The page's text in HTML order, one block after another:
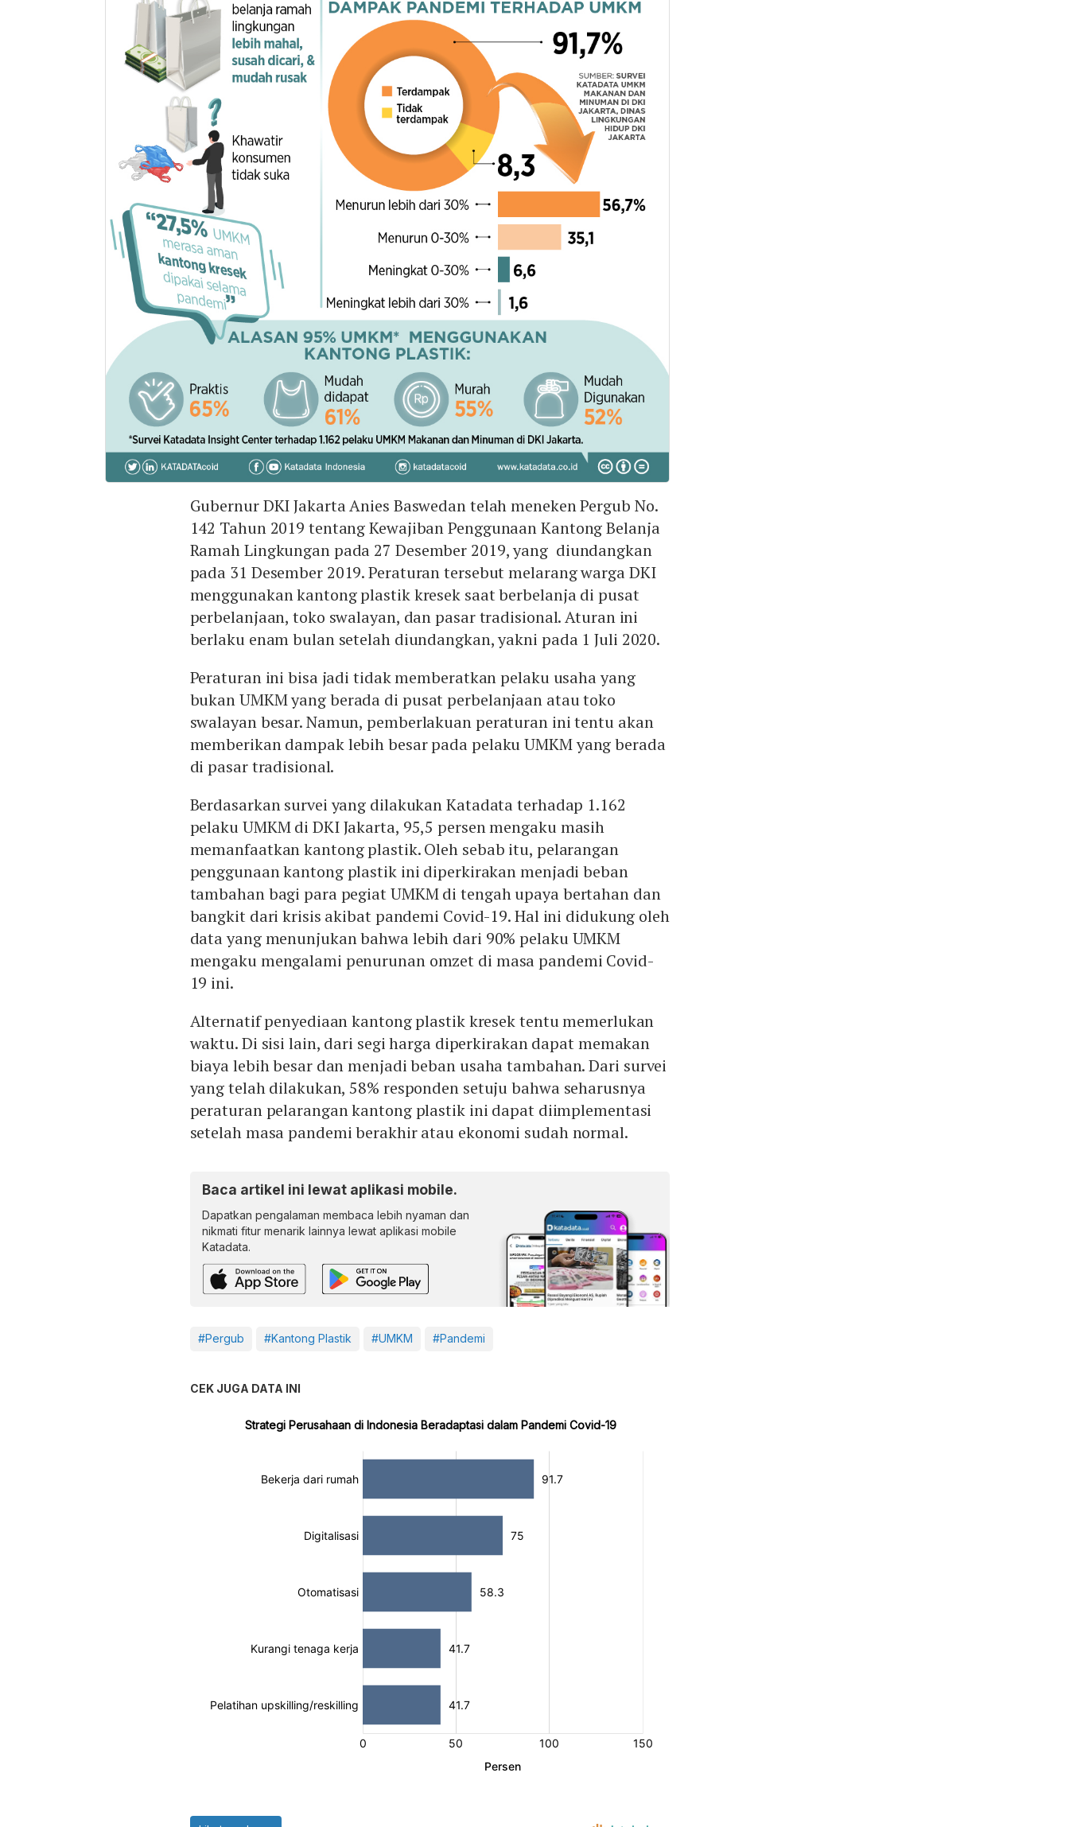
Gubernur DKI Jakarta Anies Baswedan telah meneken Pergub No.
142 Tahun 2019 tentang Kewajiban Penggunaan Kantong Belanja
Ramah Lingkungan pada 27 Desember 2019, yang diundangkan
pada 31 Desember 2019. Peraturan tersebut melarang warga DKI
menggunakan kantong plastik kresek saat berbelanja di pusat
perbelanjaan, toko swalayan, dan pasar tradisional. Aturan ini
berlaku enam bulan setelah diundangkan, yakni pada 1 Juli 2020.
Peraturan ini bisa jadi tidak memberatkan pelaku usaha yang
bukan UMKM yang berada di pusat perbelanjaan atau toko
swalayan besar. Namun, pemberlakuan peraturan ini tentu akan
memberikan dampak lebih besar pada pelaku UMKM yang berada
di pasar tradisional.
Berdasarkan survei yang dilakukan Katadata terhadap 1.162
pelaku UMKM di DKI Jakarta, 95,5 persen mengaku masih
memanfaatkan kantong plastik. Oleh sebab itu, pelarangan
penggunaan kantong plastik ini diperkirakan menjadi beban
tambahan bagi para pegiat UMKM di tengah upaya bertahan dan
bangkit dari krisis akibat pandemi Covid-19. Hal ini didukung oleh
data yang menunjukan bahwa lebih dari 90% pelaku UMKM
mengaku mengalami penurunan omzet di masa pandemi Covid-
19 ini.
Alternatif penyediaan kantong plastik kresek tentu memerlukan
waktu. Di sisi lain, dari segi harga diperkirakan dapat memakan
biaya lebih besar dan menjadi beban usaha tambahan. Dari survei
yang telah dilakukan, 58% responden setuju bahwa seharusnya
peraturan pelarangan kantong plastik ini dapat diimplementasi
setelah masa pandemi berakhir atau ekonomi sudah normal.
Baca artikel ini lewat aplikasi mobile.
Dapatkan pengalaman membaca lebih nyaman dan
nikmati fitur menarik lainnya lewat aplikasi mobile
Katadata.
#Pergub #Kantong Plastik #UMKM #Pandemi
CEK JUGA DATA INI